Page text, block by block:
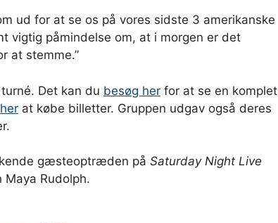
ud for at se os på vores sidste 3 amerikanske
vigtig påmindelse om, at i morgen er det
at stemme.”
Det kan du besøg her for at se en komplet
her at købe billetter. Gruppen udgav også deres
gæsteoptræden på Saturday Night Live
Rudolph.